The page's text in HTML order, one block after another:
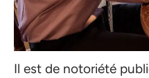
Il est de notoriété